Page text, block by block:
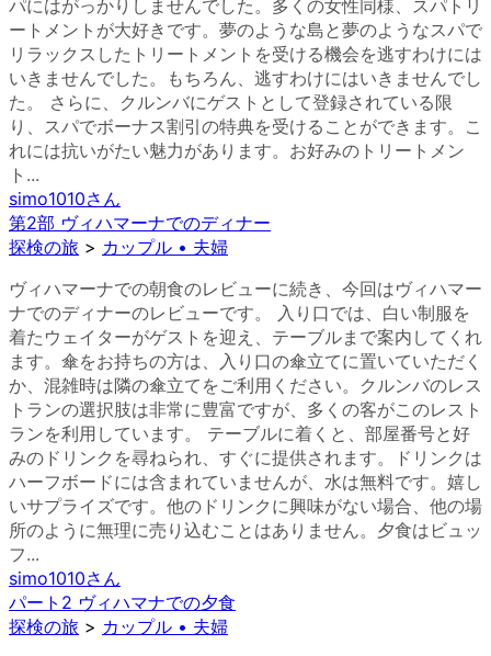
パにはがっかりしませんでした。多くの女性同様、スパトリ
ートメントが大好きです。夢のような島と夢のようなスパで
リラックスしたトリートメントを受ける機会を逃すわけには
いきませんでした。もちろん、逃すわけにはいきませんでし
た。 さらに、クルンバにゲストとして登録されている限
り、スパでボーナス割引の特典を受けることができます。こ
れには抗いがたい魅力があります。お好みのトリートメン
ト...
simo1010さん
第2部 ヴィハマーナでのディナー
探検の旅 > カップル • 夫婦
ヴィハマーナでの朝食のレビューに続き、今回はヴィハマー
ナでのディナーのレビューです。 入り口では、白い制服を
着たウェイターがゲストを迎え、テーブルまで案内してくれ
ます。傘をお持ちの方は、入り口の傘立てに置いていただく
か、混雑時は隣の傘立てをご利用ください。クルンバのレス
トランの選択肢は非常に豊富ですが、多くの客がこのレスト
ランを利用しています。 テーブルに着くと、部屋番号と好
みのドリンクを尋ねられ、すぐに提供されます。ドリンクは
ハーフボードには含まれていませんが、水は無料です。嬉し
いサプライズです。他のドリンクに興味がない場合、他の場
所のように無理に売り込むことはありません。夕食はビュッ
フ...
simo1010さん
パート2 ヴィハマナでの夕食
探検の旅 > カップル • 夫婦